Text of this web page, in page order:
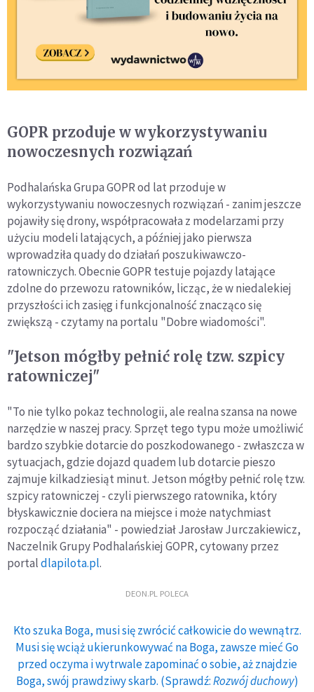
GOPR przoduje w wykorzystywaniu
nowoczesnych rozwiązań
Podhalańska Grupa GOPR od lat przoduje w
wykorzystywaniu nowoczesnych rozwiązań - zanim jeszcze
pojawiły się drony, współpracowała z modelarzami przy
użyciu modeli latających, a później jako pierwsza
wprowadziła quady do działań poszukiwawczo-
ratowniczych. Obecnie GOPR testuje pojazdy latające
zdolne do przewozu ratowników, licząc, że w niedalekiej
przyszłości ich zasięg i funkcjonalność znacząco się
zwiększą - czytamy na portalu "Dobre wiadomości".
"Jetson mógłby pełnić rolę tzw. szpicy
ratowniczej"
"To nie tylko pokaz technologii, ale realna szansa na nowe
narzędzie w naszej pracy. Sprzęt tego typu może umożliwić
bardzo szybkie dotarcie do poszkodowanego - zwłaszcza w
sytuacjach, gdzie dojazd quadem lub dotarcie pieszo
zajmuje kilkadziesiąt minut. Jetson mógłby pełnić rolę tzw.
szpicy ratowniczej - czyli pierwszego ratownika, który
błyskawicznie dociera na miejsce i może natychmiast
rozpocząć działania" - powiedział Jarosław Jurczakiewicz,
Naczelnik Grupy Podhalańskiej GOPR, cytowany przez
portaldlapilota.pl.
DEON.PL POLECA
Kto szuka Boga, musi się zwrócić całkowicie do wewnątrz.
Musi się wciąż ukierunkowywać na Boga, zawsze mieć Go
przed oczyma i wytrwale zapominać o sobie, aż znajdzie
Boga, swój prawdziwy skarb. (Sprawdź:Rozwój duchowy)